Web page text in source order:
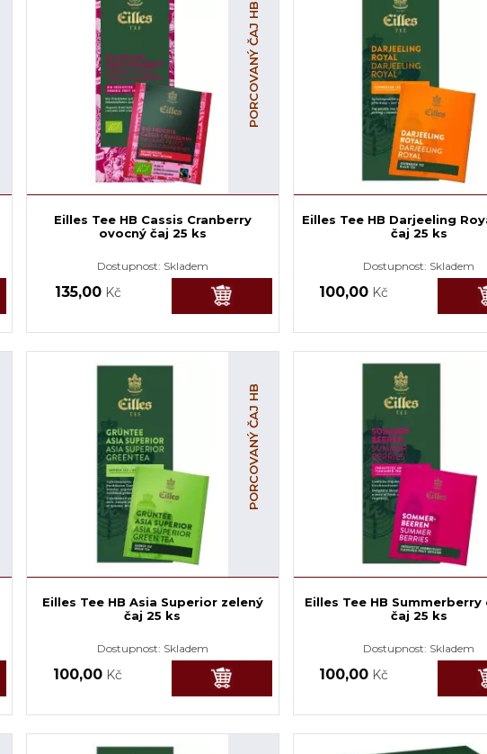
PORCOVANÝ ČAJ HB
Eilles Tee HB Cassis Cranberry
ovocný čaj 25 ks
Dostupnost: Skladem
135,00 Kč
Eilles Tee HB Darjeeling
čaj 25 ks
Dostupnost: Skladem
100,00 Kč
PORCOVANÝ ČAJ HB
Eilles Tee HB Asia Superior zelený
čaj 25 ks
Dostupnost: Skladem
100,00 Kč
Eilles Tee HB Summerberry
čaj 25 ks
Dostupnost: Skladem
100,00 Kč